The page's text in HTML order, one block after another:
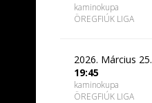
kaminokupa
ÖREGFIÚK LIGA
2026. Március 25.
19:45
kaminokupa
ÖREGFIÚK LIGA